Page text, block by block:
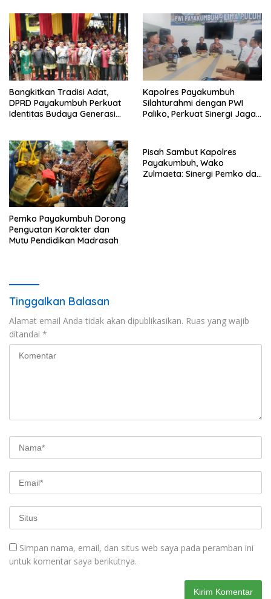
Kampus Bereputasi Global
Bangkitkan Tradisi Adat,
DPRD Payakumbuh Perkuat
Identitas Budaya Generasi
Kapolres Payakumbuh
Silahturahmi dengan PWI
Paliko, Perkuat Sinergi Jaga
Pemko Payakumbuh Dorong
Penguatan Karakter dan
Mutu Pendidikan Madrasah
Pisah Sambut Kapolres
Payakumbuh, Wako
Zulmaeta: Sinergi Pemko dan
Tinggalkan Balasan
Alamat email Anda tidak akan dipublikasikan. Ruas yang wajib
ditandai *
Simpan nama, email, dan situs web saya pada peramban ini
untuk komentar saya berikutnya.